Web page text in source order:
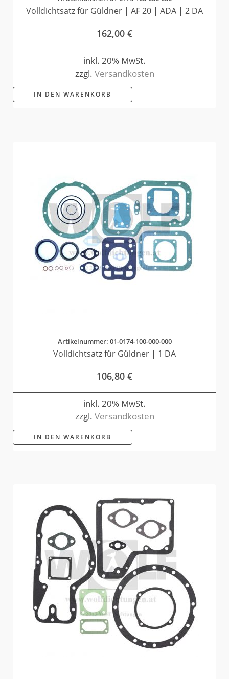
Volldichtsatz für Güldner | AF 20 | ADA | 2 DA
162,00 €
inkl. 20% MwSt.
zzgl. Versandkosten
IN DEN WARENKORB
Artikelnummer: 01-0174-100-000-000
Volldichtsatz für Güldner | 1 DA
106,80 €
inkl. 20% MwSt.
zzgl. Versandkosten
IN DEN WARENKORB